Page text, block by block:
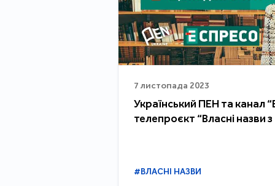
7 листопада 2023
Український ПЕН та канал
телепроєкт “Власні
#ВЛАСНІ НАЗВИ